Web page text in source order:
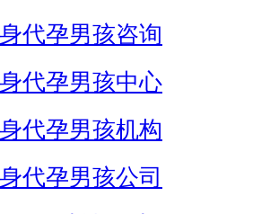
代孕男孩咨询
代孕男孩中心
代孕男孩机构
代孕男孩公司